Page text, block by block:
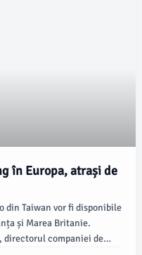
în Europa, atrași de
din Taiwan vor fi disponibile
și Marea Britanie.
directorul companiei de